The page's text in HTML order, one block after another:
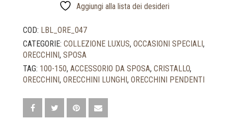
ROSA
CIPRIA
QUANTITÀ
Aggiungi alla lista dei desideri
COD: LBL_ORE_047
CATEGORIE: COLLEZIONE LUXUS, OCCASIONI SPECIALI,
ORECCHINI, SPOSA
TAG: 100-150, ACCESSORIO DA SPOSA, CRISTALLO,
ORECCHINI, ORECCHINI LUNGHI, ORECCHINI PENDENTI